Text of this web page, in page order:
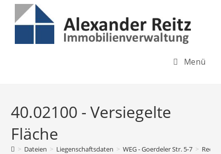
springen
Inhalt
Menü
40.02100 - Versiegelte
Fläche
> Dateien > Liegenschaftsdaten > WEG - Goerdeler Str. 5-7 >